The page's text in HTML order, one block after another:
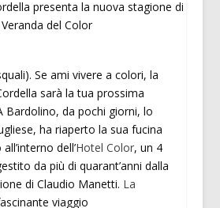
Se ami vivere a colori, la
sarà la tua prossima
Bardolino, da pochi giorni, lo
ha riaperto la sua fucina
dell’Hotel Color, un 4
da più di quarant’anni dalla
di Claudio Manetti. La
viaggio